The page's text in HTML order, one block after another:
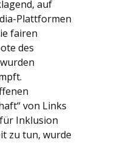
auf
Plattformen
fairen
des
von Links
Inklusion
zu tun, wurde